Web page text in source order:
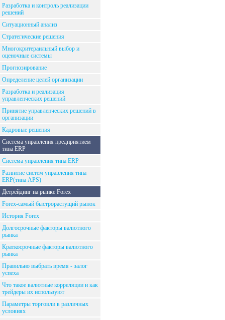
Разработка и контроль реализации
решений
Ситуационный анализ
Стратегические решения
Многокритераильный выбор и
оценочные системы
Прогнозирование
Определение целей организации
Разработка и реализация
управленческих решений
Принятие управленческих решений в
организации
Кадровые решения
Система управления предприятием
типа ERP
Система управления типа ERP
Развитие систем управления типа
ERP(типа APS)
Детрейдинг на рынке Forex
Forex-самый быстрорастущий рынок
История Forex
Долгосрочные факторы валютного
рынка
Краткосрочные факторы валютного
рынка
Правильно выбрать время - залог
успеха
Что такое валютные корреляции и как
трейдеры их используют
Параметры торговли в различных
условиях